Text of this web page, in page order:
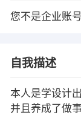
您不是企业账
自我描述
本人是学设计
并且养成了做